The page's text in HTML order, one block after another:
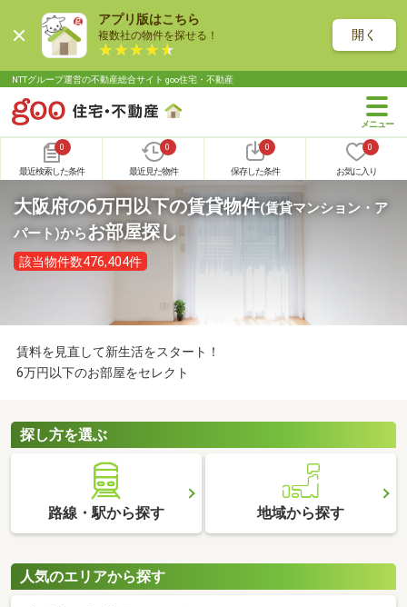
アプリ版はこちら
複数社の物件を探せる！ 開く
NTTグループ運営の不動産総合サイト goo住宅・不動産
0
最近検索した条件
0
最近見た物件
0
保存した条件
0
お気に入り
大阪府の6万円以下の賃貸物件(賃貸マンション・ア
パート)からお部屋探し
該当物件数476,404件
賃料を見直して新生活をスタート！
6万円以下のお部屋をセレクト
探し方を選ぶ
路線・駅から探す 地域から探す
人気のエリアから探す